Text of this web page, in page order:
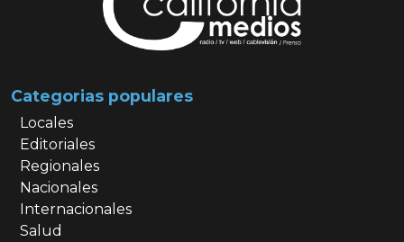
Categorias populares
Locales
Editoriales
Regionales
Nacionales
Internacionales
Salud